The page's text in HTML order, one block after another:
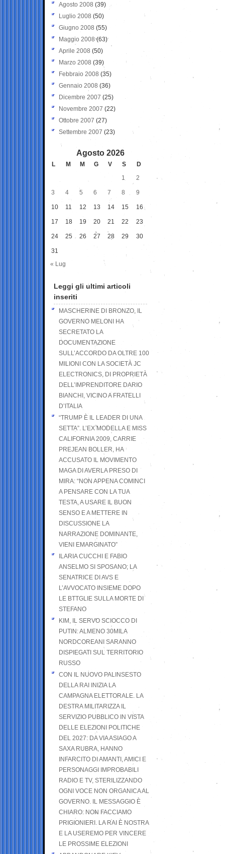
Agosto 2008 (39)
Luglio 2008 (50)
Giugno 2008 (55)
Maggio 2008(63)
Aprile 2008 (50)
Marzo 2008 (39)
Febbraio 2008 (35)
Gennaio 2008 (36)
Dicembre 2007 (25)
Novembre 2007 (22)
Ottobre 2007 (27)
Settembre 2007 (23)
Agosto 2026
L M M G V S
D
1
2
3 4 5 6 7 8 9
10 11 12 13 14 15 16
17 18 19 20 21 22 23
24 25 26 27 28 29 30
31
« Lug
Leggi gli ultimi articoli
inseriti
MASCHERINE DI BRONZO, IL
GOVERNO MELONI HA
SECRETATO LA
DOCUMENTAZIONE
SULL’ACCORDO DA OLTRE 100
MILIONI CON LA SOCIETÀ JC
ELECTRONICS, DI PROPRIETÀ
DELL’IMPRENDITORE DARIO
BIANCHI, VICINO A FRATELLI
D’ITALIA
“TRUMP È IL LEADER DI UNA
SETTA”. L’EX MODELLA E MISS
CALIFORNIA 2009, CARRIE
PREJEAN BOLLER, HA
ACCUSATO IL MOVIMENTO
MAGA DI AVERLA PRESO DI
MIRA: “NON APPENA COMINCI
A PENSARE CON LA TUA
TESTA, A USARE IL BUON
SENSO E A METTERE IN
DISCUSSIONE LA
NARRAZIONE DOMINANTE,
VIENI EMARGINATO”
ILARIA CUCCHI E FABIO
ANSELMO SI SPOSANO; LA
SENATRICE DI AVS E
L’AVVOCATO INSIEME DOPO
LE BTTGLIE SULLA MORTE DI
STEFANO
KIM, IL SERVO SCIOCCO DI
PUTIN: ALMENO 30MILA
NORDCOREANI SARANNO
DISPIEGATI SUL TERRITORIO
RUSSO
CON IL NUOVO PALINSESTO
DELLA RAI INIZIA LA
CAMPAGNA ELETTORALE. LA
DESTRA MILITARIZZA IL
SERVIZIO PUBBLICO IN VISTA
DELLE ELEZIONI POLITICHE
DEL 2027: DA VIA ASIAGO A
SAXA RUBRA, HANNO
INFARCITO DI AMANTI, AMICI E
PERSONAGGI IMPROBABILI
RADIO E TV, STERILIZZANDO
OGNI VOCE NON ORGANICA AL
GOVERNO. IL MESSAGGIO È
CHIARO: NON FACCIAMO
PRIGIONIERI. LA RAI È NOSTRA
E LA USEREMO PER VINCERE
LE PROSSIME ELEZIONI